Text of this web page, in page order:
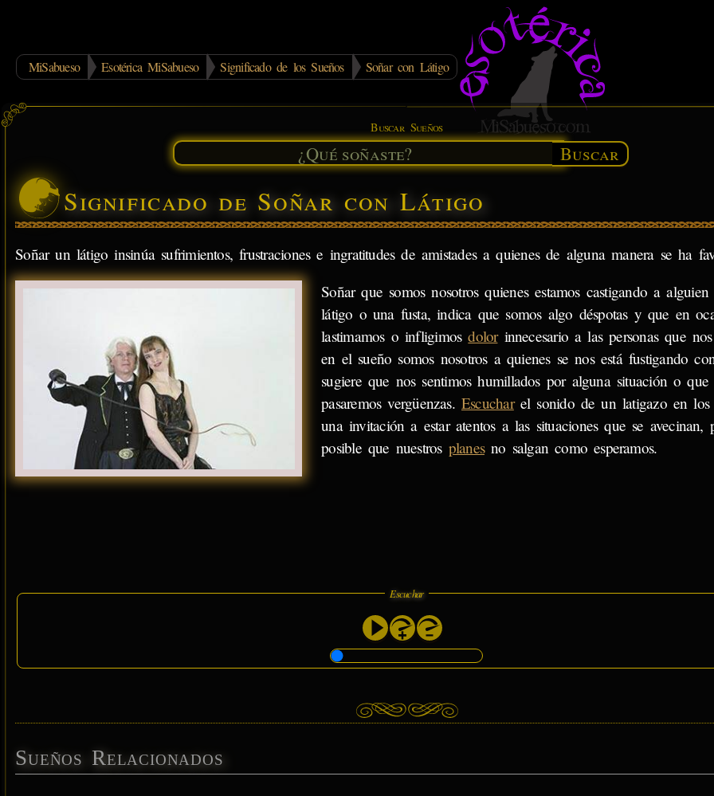
MiSabueso Esotérica MiSabueso Significado de los Sueños Soñar con Látigo
Buscar Sueños
Buscar
Significado de Soñar con Látigo
Soñar un látigo insinúa sufrimientos, frustraciones e ingratitudes de amistades a quienes de alguna manera se ha
Soñar que somos nosotros quienes estamos castigando a
látigo o una fusta, indica que somos algo déspotas y que en
lastimamos o infligimosdolorinnecesario a las personas que
en el sueño somos nosotros a quienes se nos está fustigando
sugiere que nos sentimos humillados por alguna situación o que
pasaremos vergüenzas. Escucharel sonido de un latigazo en los
una invitación a estar atentos a las situaciones que se avecinan,
posible que nuestros planesno salgan como esperamos.
Escuchar
Sueños Relacionados